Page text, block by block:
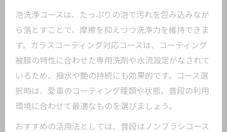
泡洗浄コースは、たっぷりの泡で汚れを包み込みなが
ら落とすことで、摩擦を抑えつつ洗浄力を維持できま
す。ガラスコーティング対応コースは、コーティング
被膜の特性に合わせた専用洗剤や水流設定がなされて
いるため、撥水や艶の持続にも効果的です。コース選
択時は、愛車のコーティング種類や状態、普段の利用
環境に合わせて最適なものを選びましょう。
おすすめの活用法としては、普段はノンブラシコース